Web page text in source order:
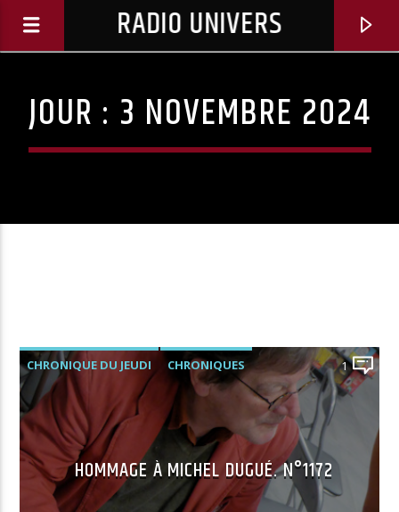
RADIO UNIVERS
Radio Univers
JOUR : 3 NOVEMBRE 2024
CHRONIQUE DU JEUDI CHRONIQUES 1
HOMMAGE À MICHEL DUGUÉ. N°1172